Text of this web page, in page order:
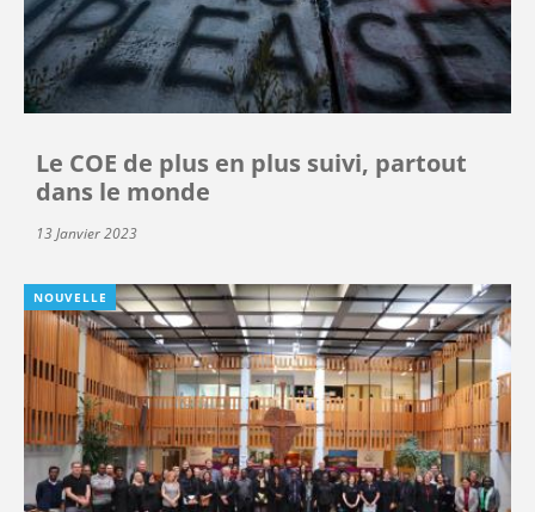
Le COE de plus en plus suivi, partout
dans le monde
13 Janvier 2023
NOUVELLE